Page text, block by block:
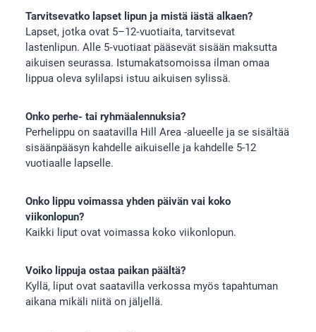
Tarvitsevatko lapset lipun ja mistä iästä alkaen?
Lapset, jotka ovat 5–12‑vuotiaita, tarvitsevat
lastenlipun. Alle 5‑vuotiaat pääsevät sisään maksutta
aikuisen seurassa. Istumakatsomoissa ilman omaa
lippua oleva sylilapsi istuu aikuisen sylissä.
Onko perhe- tai ryhmäalennuksia?
Perhelippu on saatavilla Hill Area -alueelle ja se sisältää
sisäänpääsyn kahdelle aikuiselle ja kahdelle 5-12
vuotiaalle lapselle.
Onko lippu voimassa yhden päivän vai koko
viikonlopun?
Kaikki liput ovat voimassa koko viikonlopun.
Voiko lippuja ostaa paikan päältä?
Kyllä, liput ovat saatavilla verkossa myös tapahtuman
aikana mikäli niitä on jäljellä.